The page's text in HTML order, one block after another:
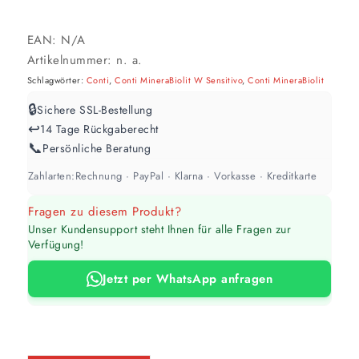
EAN: N/A
Artikelnummer: n. a.
Schlagwörter: Conti,Conti MineraBiolit W Sensitivo,Conti MineraBiolit
🔒Sichere SSL-Bestellung
↩️14 Tage Rückgaberecht
📞Persönliche Beratung
Zahlarten:Rechnung · PayPal · Klarna · Vorkasse · Kreditkarte
Fragen zu diesem Produkt?
Unser Kundensupport steht Ihnen für alle Fragen zur
Verfügung!
Jetzt per WhatsApp anfragen